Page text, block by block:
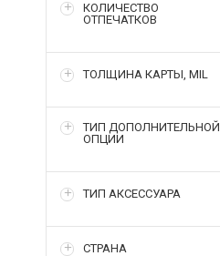
КОЛИЧЕСТВО
ОТПЕЧАТКОВ
ТОЛЩИНА КАРТЫ, MIL
ТИП ДОПОЛНИТЕЛЬНОЙ
ОПЦИИ
ТИП АКСЕССУАРА
СТРАНА